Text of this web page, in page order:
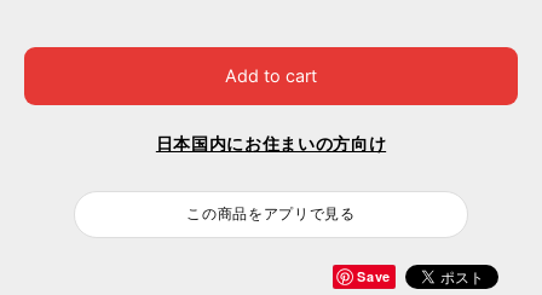
Add to cart
日本国内にお住まいの方向け
この商品をアプリで見る
Save